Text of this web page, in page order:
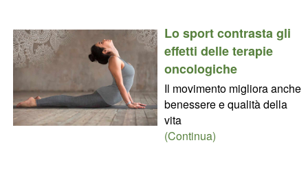
Lo sport contrasta gli
effetti delle terapie
oncologiche
Il movimento migliora anche
benessere e qualità della
vita
(Continua)